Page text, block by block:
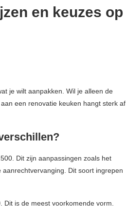
en keuzes op
je wilt aanpakken. Wil je alleen de
een renovatie keuken hangt sterk af
Dit zijn aanpassingen zoals het
Dit soort ingrepen
is de meest voorkomende vorm.